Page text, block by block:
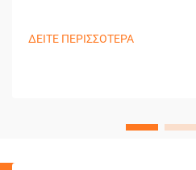
ΔΕΙΤΕ ΠΕΡΙΣΣΟΤΕΡΑ